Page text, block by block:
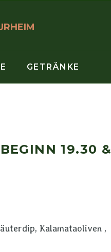
GETRÄNKE
19.30 &
Kalamataoliven ,